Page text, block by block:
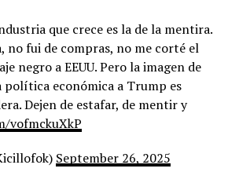
que crece es la de la mentira.
no fui de compras, no me corté el
negro a EEUU. Pero la imagen de
económica a Trump es
Dejen de estafar, de mentir y
vofmckuXkP
September 26, 2025